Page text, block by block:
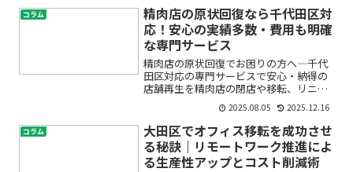
ナーの方へ。「水回りの老朽化が目立っ
てきて、このままでは...
コラム
精肉店の原状回復なら千代田区対
応！安心の実績多数・費用も明確
な専門サービス
精肉店の原状回復でお困りの方へ―千代
田区対応の専門サービスで安心・納得の
店舗再生を精肉店の閉店や移転、リニュ
ーアル時に欠かせない「原状回復」。
「どこまで手を加えればいいの？」「設
備や配管はどう処理するの？」「見積も
りが不安…」初めての原状回...
2025.08.05 2025.12.16
コラム
大田区でオフィス移転を成功させ
る秘訣｜リモートワーク推進によ
る生産性アップとコスト削減術